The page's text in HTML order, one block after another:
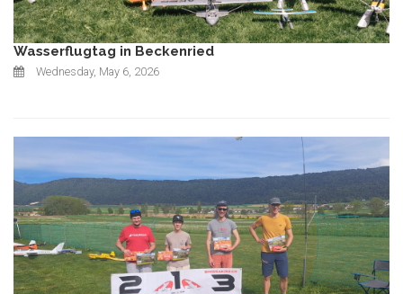
Wasserflugtag in Beckenried
Wednesday, May 6, 2026